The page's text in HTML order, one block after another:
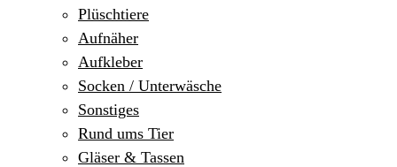
Plüschtiere
Aufnäher
Aufkleber
Socken / Unterwäsche
Sonstiges
Rund ums Tier
Gläser & Tassen